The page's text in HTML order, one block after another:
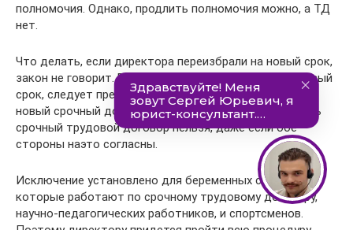
полномочия. Однако, продлить полномочия можно, а ТД
нет.
Что делать, если директора переизбрали на новый срок,
закон не говорит. Если директора переизбрали на новый
срок, следует прекратить прежний ТД и заключить
новый срочный договор. По общему правилу продлить
срочный трудовой договор нельзя, даже если обе
стороны наэто согласны.
Исключение установлено для беременных сотрудниц,
которые работают по срочному трудовому договору,
научно-педагогических работников, и спортсменов.